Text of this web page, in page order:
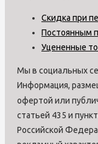
Скидка при
Постоянным
Уцененные
Мы в социальных
Информация,
офертой или
статьей 435 и
Российской